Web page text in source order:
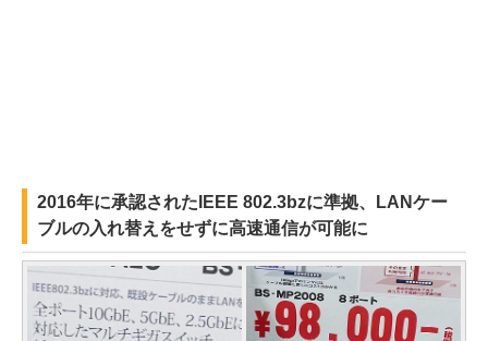
2016年に承認されたIEEE 802.3bzに準拠、LANケー
ブルの入れ替えをせずに高速通信が可能に